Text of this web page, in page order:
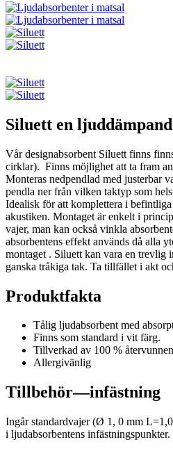
Siluett en
Vår designabsorbent Siluett finns
cirklar). Finns möjlighet att ta fram
Monteras nedpendlad med justerbar
pendla ner från vilken taktyp som
Idealisk för att komplettera i
akustiken. Montaget är enkelt i
vajer, man kan också vinkla
absorbentens effekt används då alla
montaget . Siluett kan vara en trevlig
ganska tråkiga tak. Ta tillfället i akt
Produktfakta
Tålig ljudabsorbent med
Finns som standard i vit färg.
Tillverkad av 100 %
Allergivänlig
Tillbehör—infästning
Ingår standardvajer (Ø 1, 0 mm
i ljudabsorbentens infästningspunkter.